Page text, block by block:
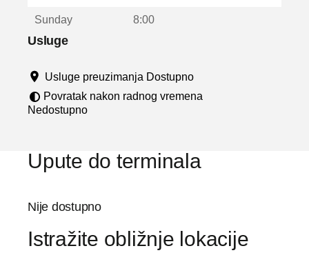
u
Sunday 8:00
Usluge
Usluge preuzimanja Dostupno
Povratak nakon radnog vremena
Nedostupno
Upute do terminala
Nije dostupno
Istražite obližnje lokacije